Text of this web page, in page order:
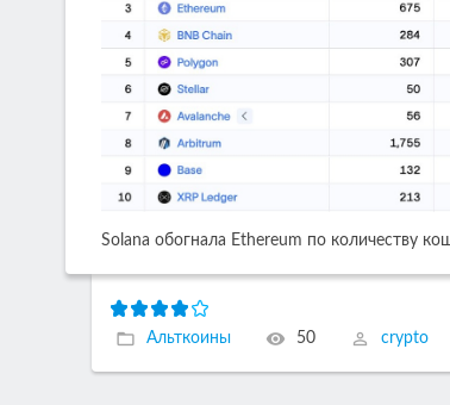
Solana обогнала Ethereum по количеству
Альткоины 50 crypto